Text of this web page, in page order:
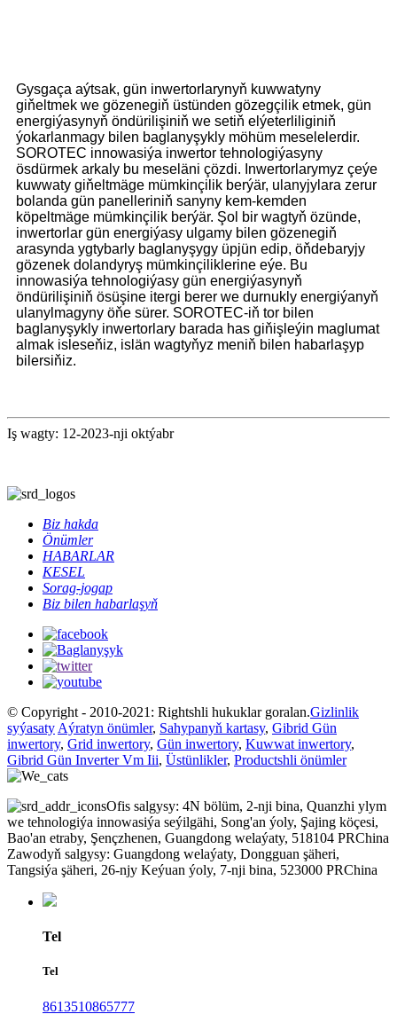
Gysgaça aýtsak, gün inwertorlarynyň kuwwatyny
giňeltmek we gözenegiň üstünden gözegçilik etmek, gün
energiýasynyň öndürilişiniň we setiň elýeterliliginiň
ýokarlanmagy bilen baglanyşykly möhüm meselelerdir.
SOROTEC innowasiýa inwertor tehnologiýasyny
ösdürmek arkaly bu meseläni çözdi. Inwertorlarymyz çeýe
kuwwaty giňeltmäge mümkinçilik berýär, ulanyjylara zerur
bolanda gün panelleriniň sanyny kem-kemden
köpeltmäge mümkinçilik berýär. Şol bir wagtyň özünde,
inwertorlar gün energiýasy ulgamy bilen gözenegiň
arasynda ygtybarly baglanyşygy üpjün edip, öňdebaryjy
gözenek dolandyryş mümkinçiliklerine eýe. Bu
innowasiýa tehnologiýasy gün energiýasynyň
öndürilişiniň ösüşine itergi berer we durnukly energiýanyň
ulanylmagyny öňe sürer. SOROTEC-iň tor bilen
baglanyşykly inwertorlary barada has giňişleýin maglumat
almak isleseňiz, islän wagtyňyz meniň bilen habarlaşyp
bilersiňiz.
Iş wagty: 12-2023-nji oktýabr
Biz hakda
Önümler
HABARLAR
KESEL
Sorag-jogap
Biz bilen habarlaşyň
© Copyright - 2010-2021: Rightshli hukuklar goralan.Gizlinlik
syýasaty Aýratyn önümler, Sahypanyň kartasy, Gibrid Gün
inwertory, Grid inwertory, Gün inwertory, Kuwwat inwertory,
Gibrid Gün Inverter Vm Iii, Üstünlikler, Productshli önümler
Ofis salgysy: 4N bölüm, 2-nji bina, Quanzhi ylym
we tehnologiýa innowasiýa seýilgähi, Song'an ýoly, Şajing köçesi,
Bao'an etraby, Şençzhenen, Guangdong welaýaty, 518104 PRChina
Zawodyň salgysy: Guangdong welaýaty, Dongguan şäheri,
Tangsiýa şäheri, 26-njy Keýuan ýoly, 7-nji bina, 523000 PRChina
Tel
Tel
8613510865777